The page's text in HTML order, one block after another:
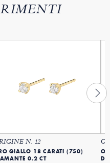
N. 12
GIALLO 18 CARATI (750)
0.2 CT